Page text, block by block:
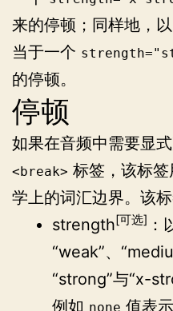
来的停顿；同样地，以
当于一个
的停顿。
停顿
如果在音频中需要显
<break> 标签，该标
学上的词汇边界。该
strength[可选] ：
“weak”、
“strong”与“x-
例如 none 值表